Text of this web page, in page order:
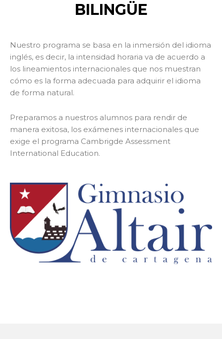
BILINGÜE
Nuestro programa se basa en la inmersión del idioma
inglés, es decir, la intensidad horaria va de acuerdo a
los lineamientos internacionales que nos muestran
cómo es la forma adecuada para adquirir el idioma
de forma natural.
Preparamos a nuestros alumnos para rendir de
manera exitosa, los exámenes internacionales que
exige el programa Cambrigde Assessment
International Education.